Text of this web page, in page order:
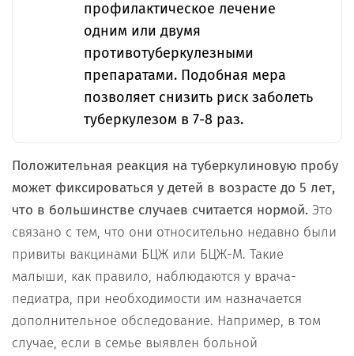
профилактическое лечение
одним или двумя
противотуберкулезными
препаратами. Подобная мера
позволяет снизить риск заболеть
туберкулезом в 7-8 раз.
Положительная реакция на туберкулиновую пробу
может фиксироваться у детей в возрасте до 5 лет,
что в большинстве случаев считается нормой. Это
связано с тем, что они относительно недавно были
привиты вакцинами БЦЖ или БЦЖ-М. Такие
малыши, как правило, наблюдаются у врача-
педиатра, при необходимости им назначается
дополнительное обследование. Например, в том
случае, если в семье выявлен больной